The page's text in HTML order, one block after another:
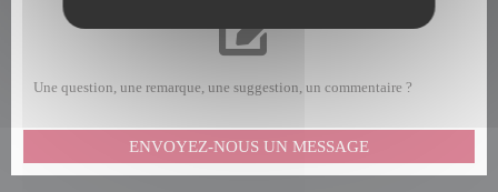
Une question, une remarque, une suggestion, un commentaire ?
ENVOYEZ-NOUS UN MESSAGE